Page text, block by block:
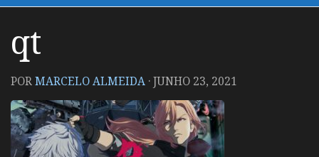
qt
PORMARCELO ALMEIDA ·JUNHO 23, 2021